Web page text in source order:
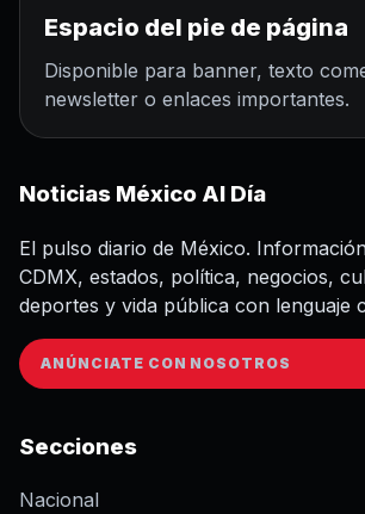
Espacio del pie de página
Disponible para banner, texto
newsletter o enlaces importantes.
Noticias México Al Día
El pulso diario de México.
CDMX, estados, política, negocios,
deportes y vida pública con lenguaje
ANÚNCIATE CON NOSOTROS
Secciones
Nacional